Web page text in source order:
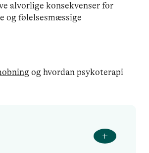
alvorlige konsekvenser for
og følelsesmæssige
og hvordan psykoterapi